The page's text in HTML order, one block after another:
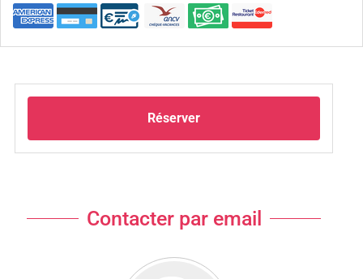
Réserver
Contacter par email